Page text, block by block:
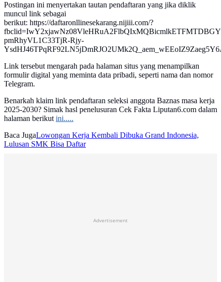
Postingan ini menyertakan tautan pendaftaran yang jika diklik
muncul link sebagai
berikut: https://daftaronllinesekarang.nijiii.com/?
pmRhyVL1C33TjR-Rjy-
Link tersebut mengarah pada halaman situs yang menampilkan
formulir digital yang meminta data pribadi, seperti nama dan nomor
Telegram.
Benarkah klaim link pendaftaran seleksi anggota Baznas masa kerja
2025-2030? Simak hasl penelusuran Cek Fakta Liputan6.com dalam
halaman berikut ini.....
Baca JugaLowongan Kerja Kembali Dibuka Grand Indonesia,
Lulusan SMK Bisa Daftar
Advertisement